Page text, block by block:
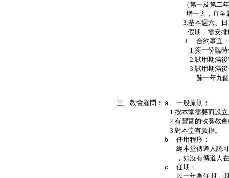
（第一及第二年有七日，
增一天，直至最高為
3.基本週六、日、一不能
假期，需安排於其他
ｆ 合約事宜：
1.簽一份臨時合約（為期
2.試用期滿後需簽一份長
3.試用期滿後，則雙方不
餘一年九個月之職務
三、教會顧問：ａ 一般原則：
1.按本堂需要而設立
2.有豐富的牧養教會經
3.對本堂有負擔。
ｂ 任用程序：
經本堂傳道人認可，再由委
，如沒有傳道人在職，則
ｃ 任期：
以一年為任期，期滿前三個